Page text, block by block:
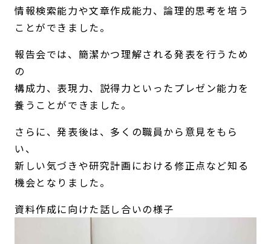
情報検索能力や文章作成能力、論理的思考を培う
ことができました。
報告会では、簡潔かつ理解される発表を行うため
の
構成力、表現力、説得力といったプレゼン能力を
養うことができました。
さらに、発表後は、多くの職員から意見をもら
い、
新しい気づきや研究計画における修正点など知る
機会となりました。
資料作成に向けた話し合いの様子